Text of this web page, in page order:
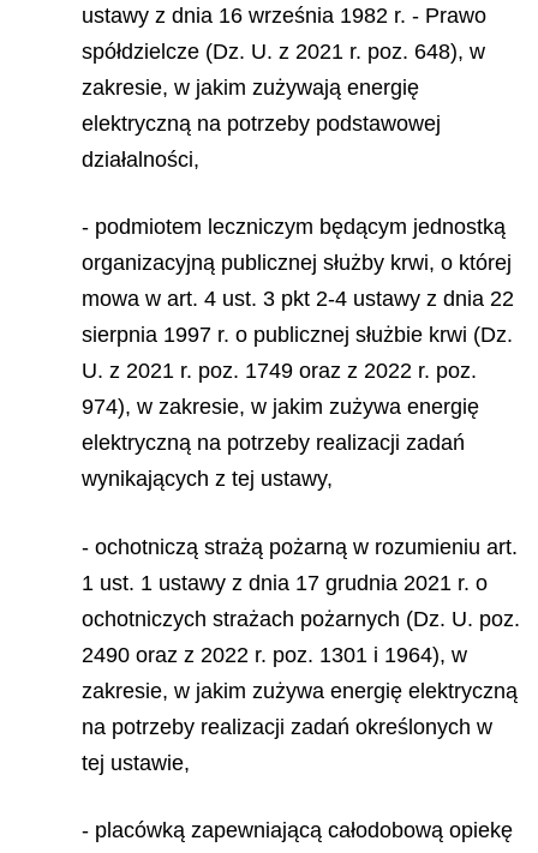
ustawy z dnia 16 września 1982 r. - Prawo
spółdzielcze (Dz. U. z 2021 r. poz. 648), w
zakresie, w jakim zużywają energię
elektryczną na potrzeby podstawowej
działalności,
- podmiotem leczniczym będącym jednostką
organizacyjną publicznej służby krwi, o której
mowa w art. 4 ust. 3 pkt 2-4 ustawy z dnia 22
sierpnia 1997 r. o publicznej służbie krwi (Dz.
U. z 2021 r. poz. 1749 oraz z 2022 r. poz.
974), w zakresie, w jakim zużywa energię
elektryczną na potrzeby realizacji zadań
wynikających z tej ustawy,
- ochotniczą strażą pożarną w rozumieniu art.
1 ust. 1 ustawy z dnia 17 grudnia 2021 r. o
ochotniczych strażach pożarnych (Dz. U. poz.
2490 oraz z 2022 r. poz. 1301 i 1964), w
zakresie, w jakim zużywa energię elektryczną
na potrzeby realizacji zadań określonych w
tej ustawie,
- placówką zapewniającą całodobową opiekę